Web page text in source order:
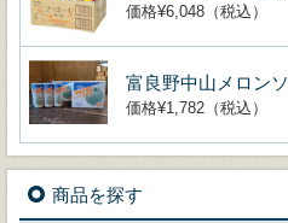
価格¥6,048（税込）
富良野中山メロン
価格¥1,782（税込）
商品を探す